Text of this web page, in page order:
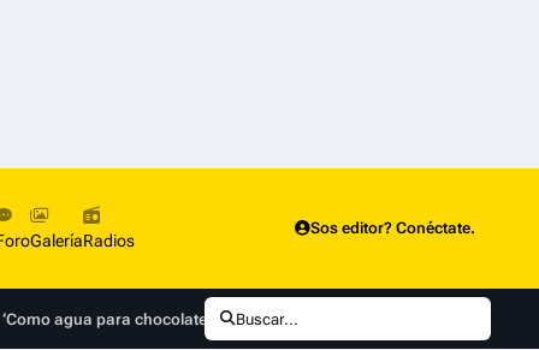
GaleríaRadios
Sos editor? Conéctate.
agua para chocolate’ en conferencia de prensa global
Buscar...